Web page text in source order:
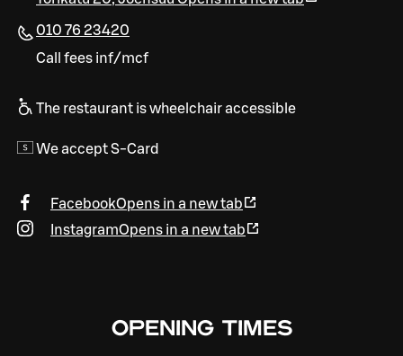
010 76 23420
Call fees inf/mcf
The restaurant is wheelchair accessible
We accept S-Card
FacebookOpens in a new tab
InstagramOpens in a new tab
OPENING TIMES